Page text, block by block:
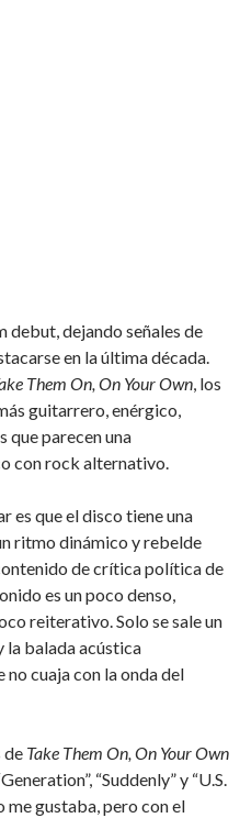
debut, dejando señales de
en la última década.
Them On, On Your Own, los
guitarrero, enérgico,
que parecen una
con rock alternativo.
es que el disco tiene una
ritmo dinámico y rebelde
de crítica política de
es un poco denso,
reiterativo. Solo se sale un
la balada acústica
no cuaja con la onda del
de Take Them On, On Your Own
“Suddenly” y “U.S.
me gustaba, pero con el